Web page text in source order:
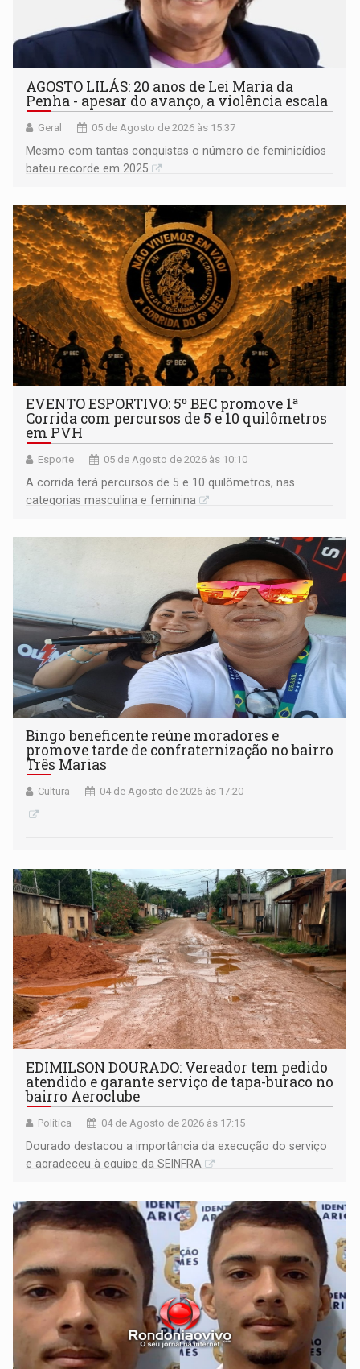
AGOSTO LILÁS: 20 anos de Lei Maria da
Penha - apesar do avanço, a violência escala
Geral 05 de Agosto de 2026 às 15:37
Mesmo com tantas conquistas o número de feminicídios
bateu recorde em 2025
EVENTO ESPORTIVO: 5º BEC promove 1ª
Corrida com percursos de 5 e 10 quilômetros
em PVH
Esporte 05 de Agosto de 2026 às 10:10
A corrida terá percursos de 5 e 10 quilômetros, nas
categorias masculina e feminina
Bingo beneficente reúne moradores e
promove tarde de confraternização no bairro
Três Marias
Cultura 04 de Agosto de 2026 às 17:20
EDIMILSON DOURADO: Vereador tem pedido
atendido e garante serviço de tapa-buraco no
bairro Aeroclube
Política 04 de Agosto de 2026 às 17:15
Dourado destacou a importância da execução do serviço
e agradeceu à equipe da SEINFRA